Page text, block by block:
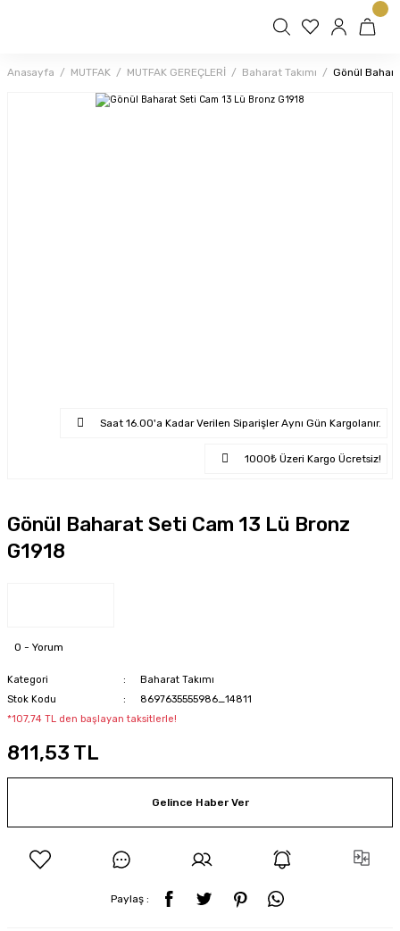
Anasayfa MUTFAK MUTFAK GEREÇLERİ Baharat Takımı Gönül
Saat 16.00'a Kadar Verilen Siparişler Aynı Gün Kargolanır.
1000₺ Üzeri Kargo Ücretsiz!
Gönül Baharat Seti Cam 13 Lü Bronz
G1918
0 - Yorum
Kategori
Baharat Takımı
Stok Kodu
8697635555986_14811
*107,74 TL den başlayan taksitlerle!
811,53 TL
Gelince Haber Ver
Paylaş :